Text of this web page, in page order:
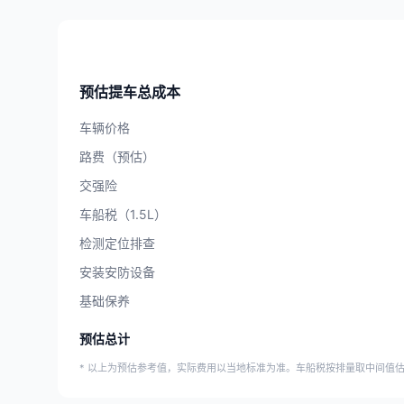
预估提车总成本
车辆价格
路费（预估）
交强险
车船税（1.5L）
检测定位排查
安装安防设备
基础保养
预估总计
* 以上为预估参考值，实际费用以当地标准为准。车船税按排量取中间值估